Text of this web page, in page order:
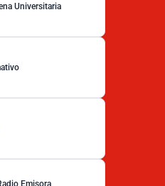
Universitaria
Emisora